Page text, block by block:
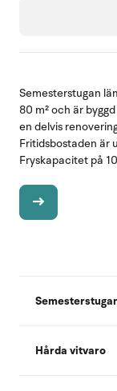
Semesterstugan
80 m² och är
en delvis
Fritidsbostaden är
Fryskapacitet på
Hårda vitvaro